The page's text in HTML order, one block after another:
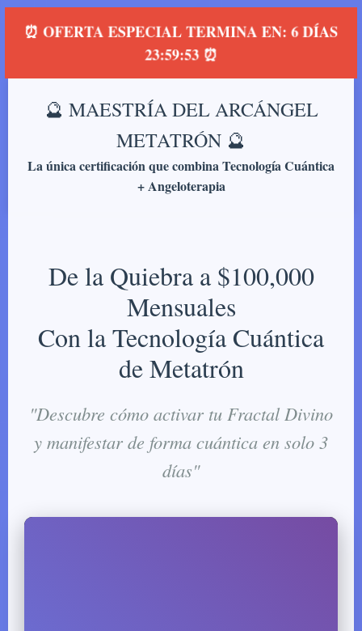
⏰ OFERTA ESPECIAL TERMINA EN:6 DÍAS
23:59:52⏰
🔮 MAESTRÍA DEL ARCÁNGEL
METATRÓN 🔮
La única certificación que combina Tecnología Cuántica
+ Angeloterapia
De la Quiebra a $100,000
Mensuales
Con la Tecnología Cuántica
de Metatrón
"Descubre cómo activar tu Fractal Divino
y manifestar de forma cuántica en solo 3
días"